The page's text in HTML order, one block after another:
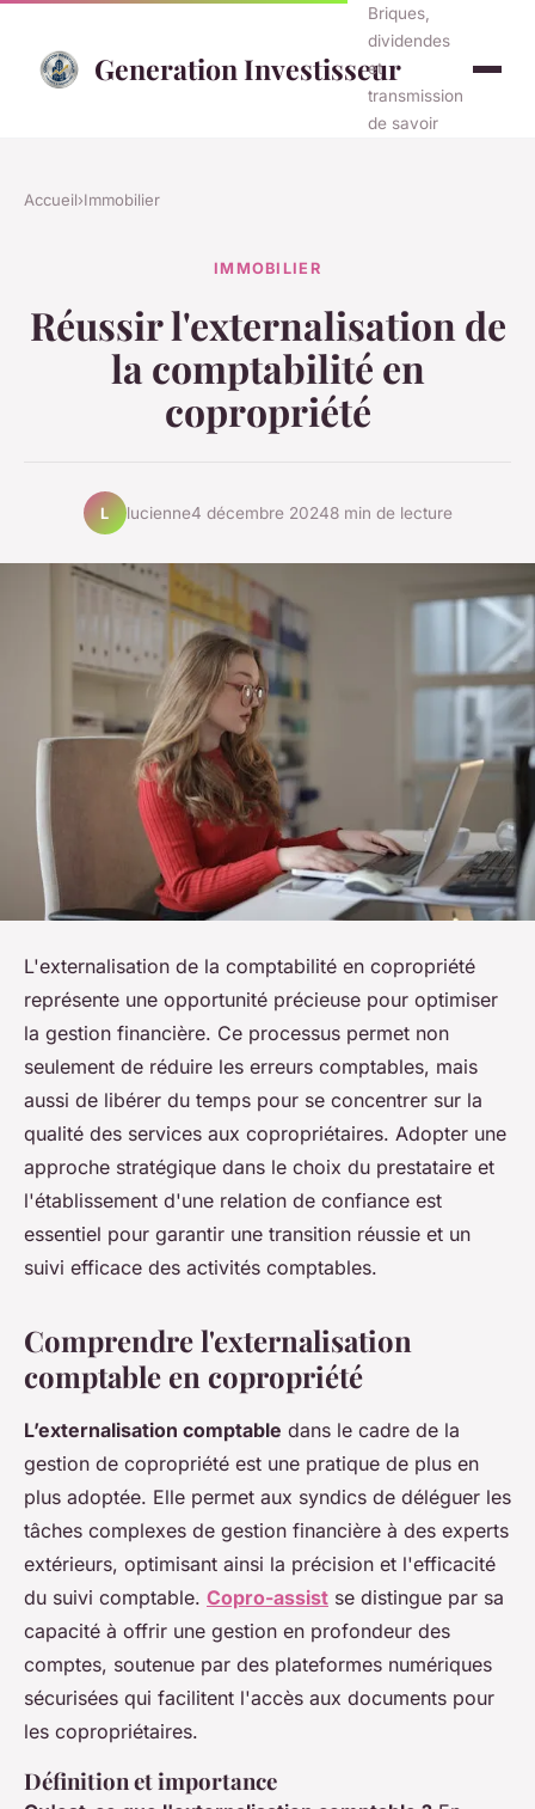
Generation Investisseur
Briques,
dividendes
et
transmission
de savoir
Accueil›Immobilier
IMMOBILIER
Réussir l'externalisation de
la comptabilité en
copropriété
L lucienne4 décembre 20248 min de lecture
L'externalisation de la comptabilité en copropriété
représente une opportunité précieuse pour optimiser
la gestion financière. Ce processus permet non
seulement de réduire les erreurs comptables, mais
aussi de libérer du temps pour se concentrer sur la
qualité des services aux copropriétaires. Adopter une
approche stratégique dans le choix du prestataire et
l'établissement d'une relation de confiance est
essentiel pour garantir une transition réussie et un
suivi efficace des activités comptables.
Comprendre l'externalisation
comptable en copropriété
L’externalisation comptable dans le cadre de la
gestion de copropriété est une pratique de plus en
plus adoptée. Elle permet aux syndics de déléguer les
tâches complexes de gestion financière à des experts
extérieurs, optimisant ainsi la précision et l'efficacité
du suivi comptable. Copro-assist se distingue par sa
capacité à offrir une gestion en profondeur des
comptes, soutenue par des plateformes numériques
sécurisées qui facilitent l'accès aux documents pour
les copropriétaires.
Définition et importance